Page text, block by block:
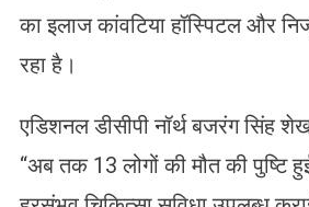
का इलाज कांवटिया हॉस्पिटल और
रहा है।
एडिशनल डीसीपी नॉर्थ बजरंग सिंह
“अब तक 13 लोगों की मौत की पुष्टि